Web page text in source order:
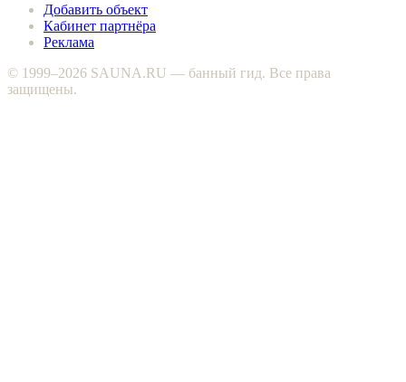
Добавить объект
Кабинет партнёра
Реклама
© 1999–2026 SAUNA.RU — банный гид. Все права
защищены.